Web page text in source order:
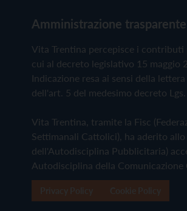
Amministrazione trasparente
Vita Trentina percepisce i
cui al decreto legislativo 15 maggio
Indicazione resa ai sensi della
dell'art. 5 del medesimo decreto Lgs.
Vita Trentina, tramite la Fisc
Settimanali Cattolici), ha aderito
dell'Autodisciplina Pubblicitaria)
Autodisciplina della Comunicazione